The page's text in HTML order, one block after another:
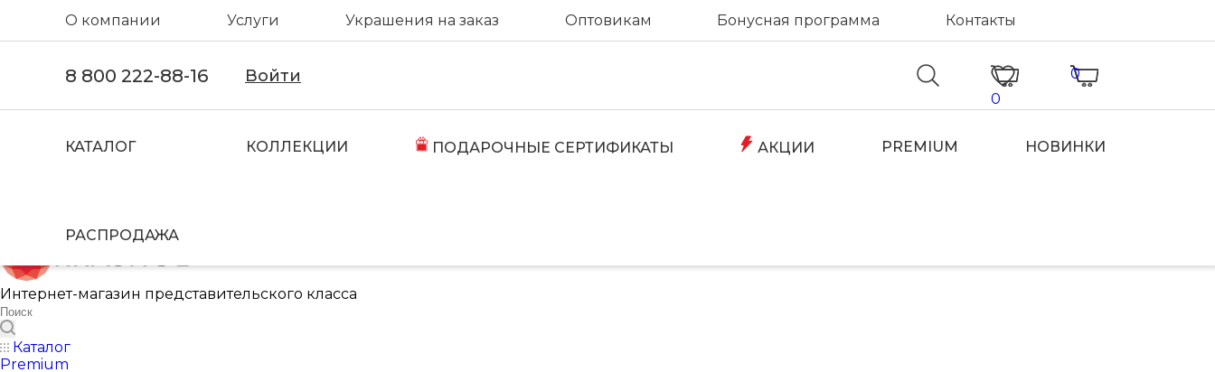
О компании Услуги Украшения на заказ Оптовикам Бонусная программа Контакты
8 800 222-88-16 Войти
0
0
КАТАЛОГ КОЛЛЕКЦИИ ПОДАРОЧНЫЕ СЕРТИФИКАТЫ АКЦИИ PREMIUM НОВИНКИ
РАСПРОДАЖА
Интернет-магазин представительского класса
Каталог
Premium